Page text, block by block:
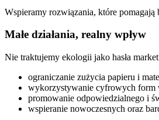
Wspieramy rozwiązania, które
Małe działania, realny wpływ
Nie traktujemy ekologii jako hasła
ograniczanie zużycia papieru i
wykorzystywanie cyfrowych form
promowanie odpowiedzialnego i
wspieranie nowoczesnych oraz